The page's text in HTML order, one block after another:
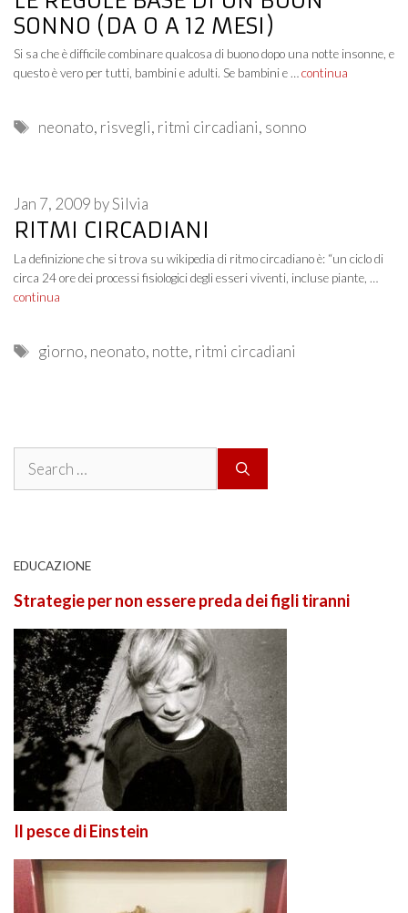
SONNO (DA 0 A 12 MESI)
Si sa che è difficile combinare qualcosa di buono dopo una notte insonne, e
questo è vero per tutti, bambini e adulti. Se bambini e …continua
Tags
neonato, risvegli, ritmi circadiani, sonno
RITMI CIRCADIANI
Jan 7, 2009 bySilvia
La definizione che si trova su wikipedia di ritmo circadiano è: “un ciclo di
circa 24 ore dei processi fisiologici degli esseri viventi, incluse piante, …
continua
Tags
giorno, neonato, notte, ritmi circadiani
Search
EDUCAZIONE
Strategie per non essere preda dei figli tiranni
Il pesce di Einstein